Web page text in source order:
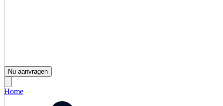
Nu aanvragen
Home